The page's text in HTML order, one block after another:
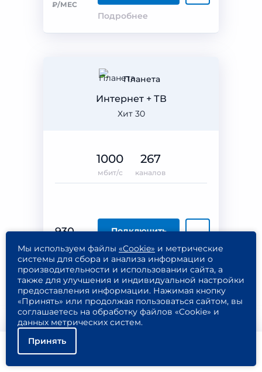
₽/МЕС
Подробнее
Планета
Хит 30
Интернет + ТВ
930 Подключить
Подробнее
1000
мбит/с
267
каналов
Планета
Мы используем файлы «Cookie» и метрические
системы для сбора и анализа информации о
производительности и использовании сайта, а
также для улучшения и индивидуальной настройки
предоставления информации. Нажимая кнопку
«Принять» или продолжая пользоваться сайтом, вы
соглашаетесь на обработку файлов «Cookie» и
данных метрических систем.
Принять